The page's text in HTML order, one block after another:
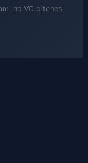
no VC pitches